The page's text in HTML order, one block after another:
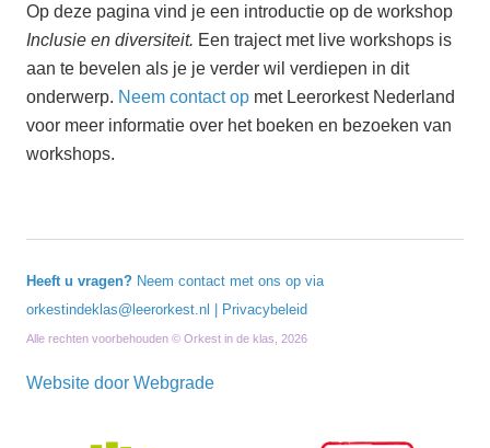
Op deze pagina vind je een introductie op de workshop
Inclusie en diversiteit. Een traject met live workshops is
aan te bevelen als je je verder wil verdiepen in dit
onderwerp. Neem contact op met Leerorkest Nederland
voor meer informatie over het boeken en bezoeken van
workshops.
Heeft u vragen? Neem contact met ons op via
orkestindeklas@leerorkest.nl
Privacybeleid
Alle rechten voorbehouden © Orkest in de klas, 2026
Website door Webgrade